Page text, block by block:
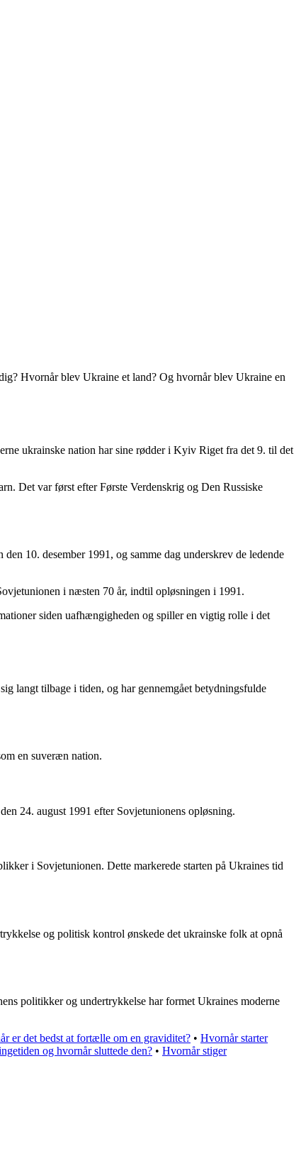
Hvornår blev Ukraine et land? Og hvornår blev Ukraine en
ukrainske nation har sine rødder i Kyiv Riget fra det 9. til det
Det var først efter Første Verdenskrig og Den Russiske
10. desember 1991, og samme dag underskrev de ledende
i næsten 70 år, indtil opløsningen i 1991.
siden uafhængigheden og spiller en vigtig rolle i det
langt tilbage i tiden, og har gennemgået betydningsfulde
en suveræn nation.
24. august 1991 efter Sovjetunionens opløsning.
i Sovjetunionen. Dette markerede starten på Ukraines tid
og politisk kontrol ønskede det ukrainske folk at opnå
politikker og undertrykkelse har formet Ukraines moderne
er det bedst at fortælle om en graviditet? • Hvornår starter
og hvornår sluttede den? • Hvornår stiger